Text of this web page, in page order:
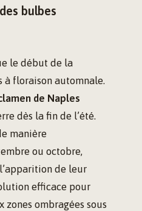
bulbes
le début de la
floraison automnale.
de Naples
dès la fin de l’été.
manière
ou octobre,
de leur
efficace pour
zones ombragées sous